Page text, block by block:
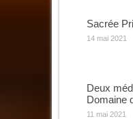
Sacrée
14 mai 2021
Deux
Domaine
11 mai 2021